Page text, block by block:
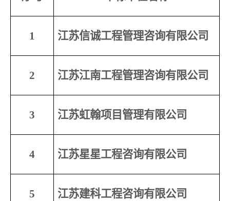
1 江苏信诚工程管理咨询有限公司
2 江苏江南工程管理咨询有限公司
3 江苏虹翰项目管理有限公司
4 江苏星星工程咨询有限公司
5 江苏建科工程咨询有限公司